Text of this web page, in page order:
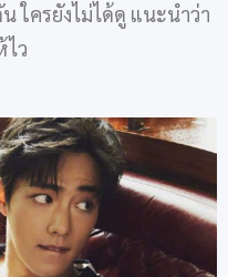
ใครยังไม่ได้ดู แนะนำว่า
ว